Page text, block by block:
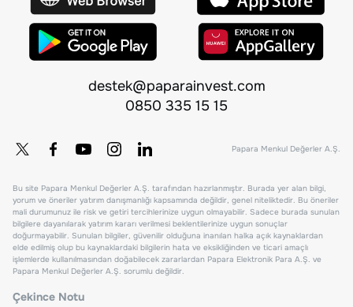
destek@paparainvest.com
0850 335 15 15
Papara Menkul Değerler A.Ş.
Bu site Papara Menkul Değerler A.Ş. tarafından hazırlanmıştır. Burada yer alan bilgi,
yorum ve öneriler yatırım danışmanlığı kapsamında değildir, genel niteliktedir. Bu öneriler
mali durumunuz ile risk ve getiri tercihlerinize uygun olmayabilir. Sadece burada sunulan
bilgilere dayanılarak yatırım kararı verilmesi beklentilerinize uygun sonuçlar
doğurmayabilir. Sunulan bilgiler, güvenilir olduğuna inanılan halka açık kaynaklardan
elde edilmiş olup bu kaynaklardaki bilgilerin hata ve eksikliğinden ve ticari amaçlı
işlemlerde kullanılmasından doğabilecek zararlardan Papara Elektronik Para A.Ş. ve
Papara Menkul Değerler A.Ş. sorumlu değildir.
Çekince Notu